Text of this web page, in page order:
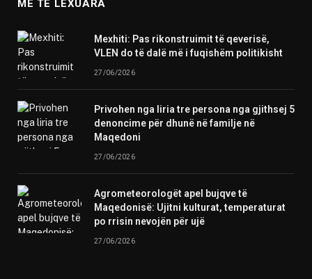
ME TE LEXUARA
Mexhiti: Pas rikonstruimit të qeverisë,
VLEN do të dalë më i fuqishëm politikisht
27/06/2026
Privohen nga liria tre persona nga gjithsej 5
denoncime për dhunë në familje në
Maqedoni
27/06/2026
Agrometeorologët apel bujqve të
Maqedonisë: Ujitni kulturat, temperaturat
po rrisin nevojën për ujë
27/06/2026